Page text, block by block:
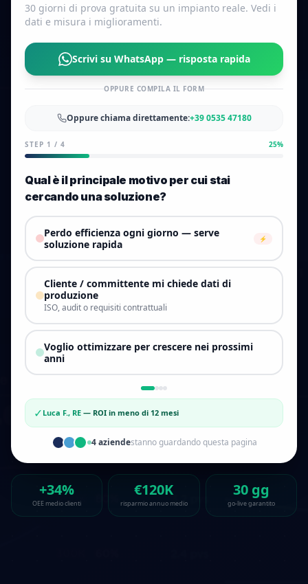
30 giorni di prova gratuita su un impianto reale. Vedi i
dati e misura i miglioramenti.
Scrivi su WhatsApp — risposta rapida
OPPURE COMPILA IL FORM
Oppure chiama direttamente:+39 0535 47180
STEP 1 / 4 25%
Qual è il principale motivo per cui stai
cercando una soluzione?
Perdo efficienza ogni giorno — serve
soluzione rapida
⚡
Cliente / committente mi chiede dati di
produzione
ISO, audit o requisiti contrattuali
Voglio ottimizzare per crescere nei prossimi
anni
✓ Luca F., RE — ROI in meno di 12 mesi
4aziendestanno guardando questa pagina
+34%
OEE medio clienti
€120K
risparmio annuo medio
30 gg
go-live garantito